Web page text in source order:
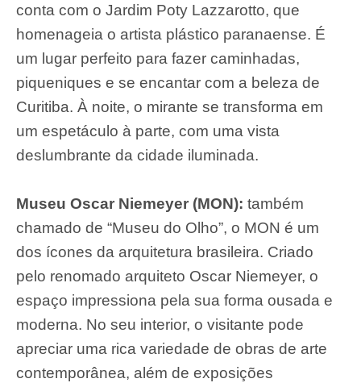
conta com o Jardim Poty Lazzarotto, que
homenageia o artista plástico paranaense. É
um lugar perfeito para fazer caminhadas,
piqueniques e se encantar com a beleza de
Curitiba. À noite, o mirante se transforma em
um espetáculo à parte, com uma vista
deslumbrante da cidade iluminada.
Museu Oscar Niemeyer (MON): também
chamado de “Museu do Olho”, o MON é um
dos ícones da arquitetura brasileira. Criado
pelo renomado arquiteto Oscar Niemeyer, o
espaço impressiona pela sua forma ousada e
moderna. No seu interior, o visitante pode
apreciar uma rica variedade de obras de arte
contemporânea, além de exposições